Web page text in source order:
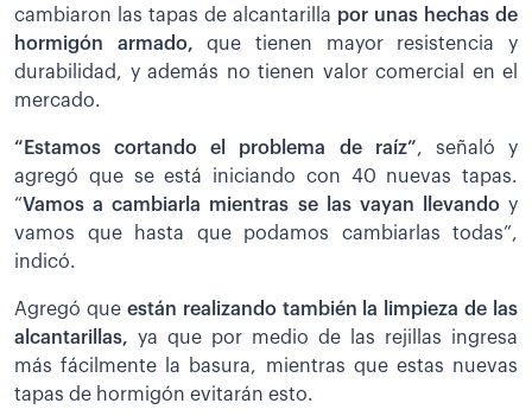
cambiaron las tapas de alcantarilla por unas hechas de
hormigón armado,que tienen mayor resistencia y
durabilidad, y además no tienen valor comercial en el
mercado.
“Estamos cortando el problema de raíz”, señaló y
agregó que se está iniciando con 40 nuevas tapas.
“Vamos a cambiarla mientras se las vayan llevandoy
vamos que hasta que podamos cambiarlas todas”,
indicó.
Agregó que están realizando también la limpieza de las
alcantarillas, ya que por medio de las rejillas ingresa
más fácilmente la basura, mientras que estas nuevas
tapas de hormigón evitarán esto.